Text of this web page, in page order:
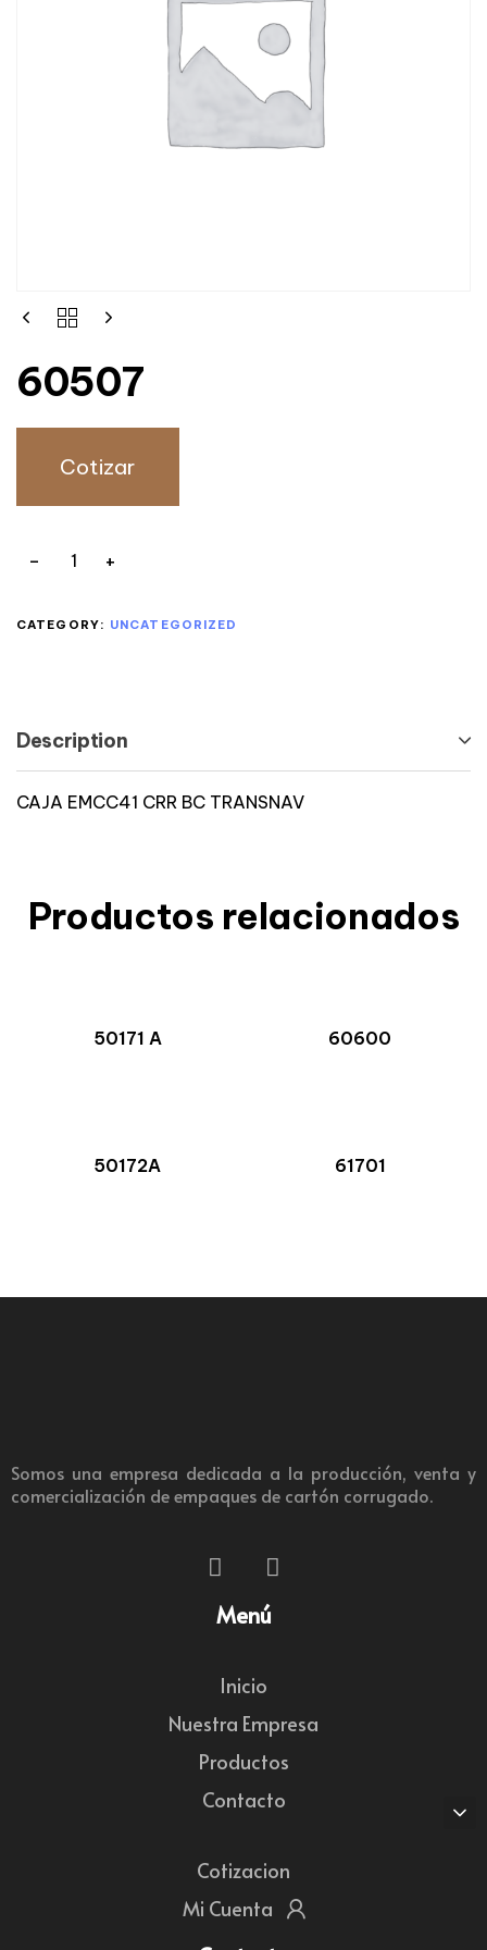
60507
Cotizar
CATEGORY: UNCATEGORIZED
Description
CAJA EMCC41 CRR BC TRANSNAV
Productos relacionados
50171 A 60600
50172A 61701
Somos una empresa dedicada a la producción, venta y
comercialización de empaques de cartón corrugado.
Menú
Inicio
Nuestra Empresa
Productos
Contacto
Cotizacion
Mi Cuenta